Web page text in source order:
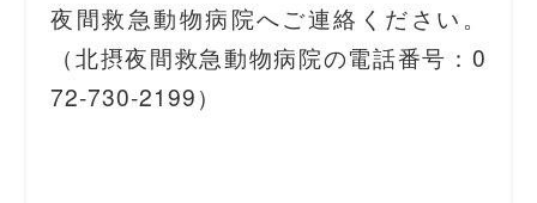
夜間救急動物病院へご連絡ください。
（北摂夜間救急動物病院の電話番号：0
72-730-2199）